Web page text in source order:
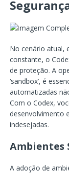
No cenário atual,
constante, o
de proteção. A
‘sandbox’, é
automatizadas
Com o Codex,
desenvolvimento
indesejadas.
Ambientes
A adoção de